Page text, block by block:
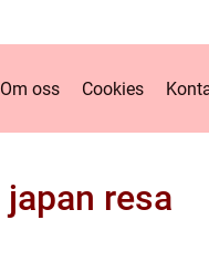
Om oss Cookies
japan resa